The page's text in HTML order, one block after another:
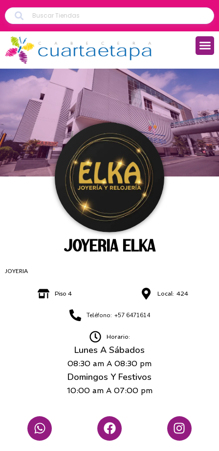
JOYERIA ELKA
JOYERIA
Piso 4 Local: 424
Teléfono: +57 6471614
Horario:
Lunes A Sábados
08:30 am A 08:30 pm
Domingos Y Festivos
10:00 am A 07:00 pm